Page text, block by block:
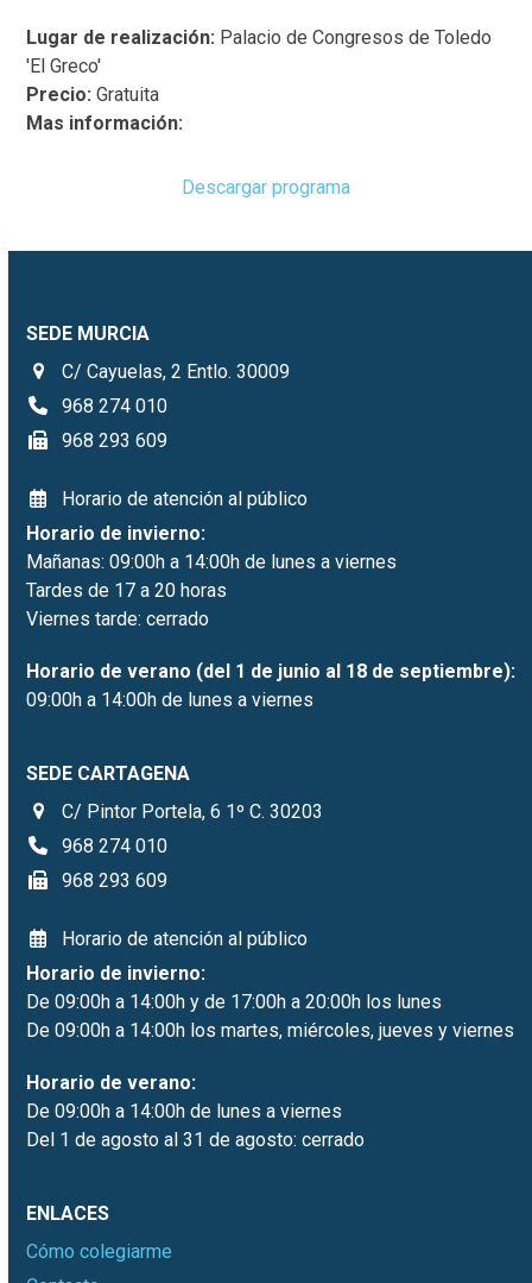
Lugar de realización: Palacio de Congresos de Toledo
'El Greco'
Precio: Gratuita
Mas información:
Descargar programa
SEDE MURCIA
C/ Cayuelas, 2 Entlo. 30009
968 274 010
968 293 609
Horario de atención al público
Horario de invierno:
Mañanas: 09:00h a 14:00h de lunes a viernes
Tardes de 17 a 20 horas
Viernes tarde: cerrado
Horario de verano (del 1 de junio al 18 de septiembre):
09:00h a 14:00h de lunes a viernes
SEDE CARTAGENA
C/ Pintor Portela, 6 1º C. 30203
968 274 010
968 293 609
Horario de atención al público
Horario de invierno:
De 09:00h a 14:00h y de 17:00h a 20:00h los lunes
De 09:00h a 14:00h los martes, miércoles, jueves y viernes
Horario de verano:
De 09:00h a 14:00h de lunes a viernes
Del 1 de agosto al 31 de agosto: cerrado
ENLACES
Cómo colegiarme